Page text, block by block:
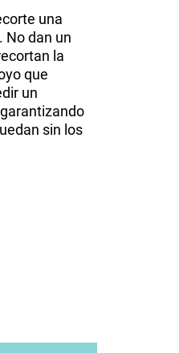
una
No dan un
la
que
un
sin los